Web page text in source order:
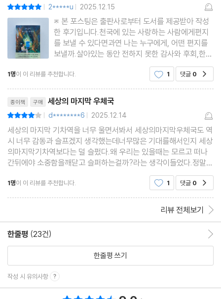
| 2*****u | 2025.12.15
※ 본 포스팅은 출판사로부터 도서를 제공받아 작성
한 후기입니다.천국에 있는 사랑하는 사람에게편지
를 보낼 수 있다면과연 나는 누구에게, 어떤 편지를
보낼까.살아있는 동안 전하지 못한 감사와 후회,한
번 더 사랑한다고 말할 걸 하는 애틋한 마음,혹은 묻
고 싶었던 질문들은 고스란히남아있는 이들에게 오
랜 빚처럼 남기에현실적으로는 불가능한 판타지이지
만죽음으로 다시는 만날
1명이 이 리뷰를 추천합니다. 1 댓글 0
종이책 구매 세상의 마지막 우체국
| d********6 | 2025.12.14
세상의 마지막 기차역을 너무 울면서봐서 세상의마지막우체국도 역
시 너무 감동과 슬프겠지 생각했는데너무많은 기대를해서인지 세상
의마지막기차역보다는 덜 슬펐다.왜 우리는 있을때는 모르고 떠나
간뒤에야 소중함을깨닫고 슬퍼하는걸까?라는 생각이들었다.정말
이런 우체국이 존재한다면 나도 편지를 써보고싶다.보고싶다고 우
리는 걱정하지마시라고 거기선 잘계시는지 묻고싶다.책을
1명이 이 리뷰를 추천합니다. 1 댓글 0
리뷰 전체보기
한줄평 (23건)
한줄평 쓰기
작성 시 유의사항